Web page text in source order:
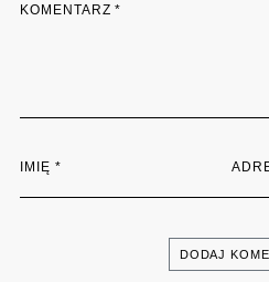
KOMENTARZ*
IMIĘ *